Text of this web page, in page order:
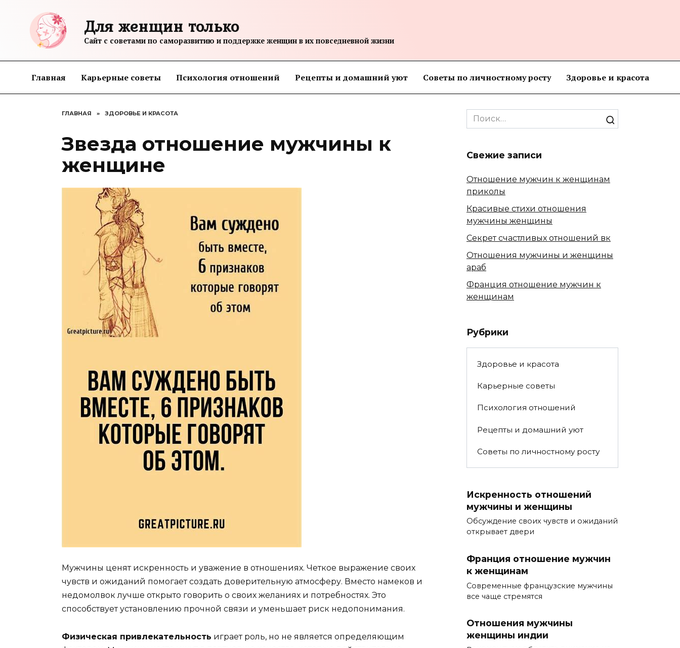
содержанию
Для женщин только
Сайт с советами по саморазвитию и поддержке женщин в их повседневной жизни
Главная Карьерные советы Психология отношений Рецепты и домашний уют Советы по личностному росту Здоровье и красота
ГЛАВНАЯ » ЗДОРОВЬЕ И КРАСОТА
Звезда отношение мужчины к
женщине
Мужчины ценят искренность и уважение в отношениях. Четкое выражение своих
чувств и ожиданий помогает создать доверительную атмосферу. Вместо намеков и
недомолвок лучше открыто говорить о своих желаниях и потребностях. Это
способствует установлению прочной связи и уменьшает риск недопонимания.
Физическая привлекательность играет роль, но не является определяющим
Search
for:
Свежие записи
Отношение мужчин к женщинам
приколы
Красивые стихи отношения
мужчины женщины
Секрет счастливых отношений вк
Отношения мужчины и женщины
араб
Франция отношение мужчин к
женщинам
Рубрики
Здоровье и красота
Карьерные советы
Психология отношений
Рецепты и домашний уют
Советы по личностному росту
Искренность отношений
мужчины и женщины
Обсуждение своих чувств и ожиданий
открывает двери
Франция отношение мужчин
к женщинам
Современные французские мужчины
все чаще стремятся
Отношения мужчины
женщины индии